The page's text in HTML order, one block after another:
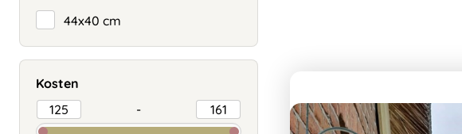
44x40 cm
Kosten
-